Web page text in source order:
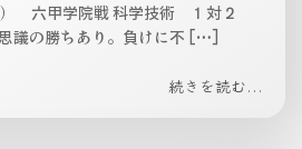
） 六甲学院戦 科学技術 １対２
議の勝ちあり。負けに不 […]
続きを読む...